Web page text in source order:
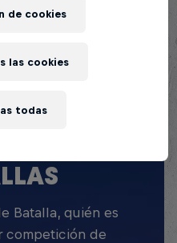
Batalla, quién es
competición de
de cookies
todas
las cookies